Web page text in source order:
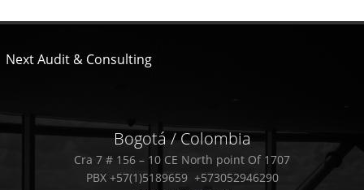
Next Audit & Consulting
Bogotá / Colombia
Cra 7 # 156 – 10 CE North point Of 1707
PBX +57(1)5189659 +573052946290